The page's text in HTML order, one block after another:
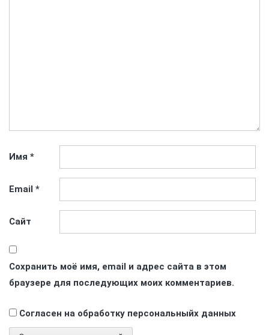
Имя *
Email *
Сайт
Сохранить моё имя, email и адрес сайта в этом
браузере для последующих моих комментариев.
Согласен на обработку персональныйх данных